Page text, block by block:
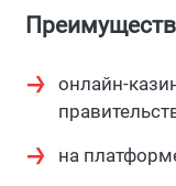
онлайн-
на